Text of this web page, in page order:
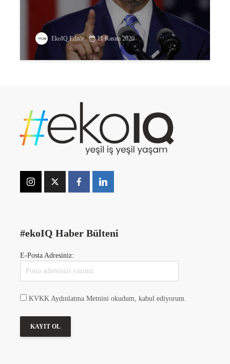
EkoIQ Editör 11 Kasım 2020
#ekoIQ Haber Bülteni
E-Posta Adresiniz:
KVKK Aydınlatma Metnini okudum, kabul ediyorum.